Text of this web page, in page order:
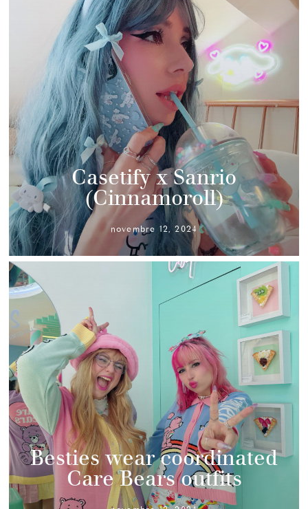
Casetify x Sanrio
(Cinnamoroll)
novembre 12, 2024
Besties wear coordinated
Care Bears outfits